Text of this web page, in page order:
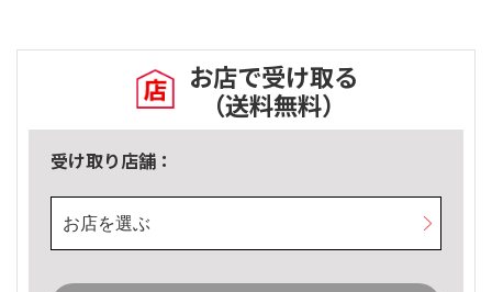
お店で受け取る
（送料無料）
受け取り店舗：
お店を選ぶ